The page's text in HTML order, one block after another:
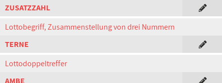
ZUSATZZAHL
Lottobegriff, Zusammenstellung von drei Nummern
TERNE
Lottodoppeltreffer
AMBE